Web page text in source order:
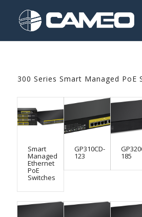
300 Series Smart Managed PoE
Smart
Managed
Ethernet
PoE
Switches
GP310CD-
123 185